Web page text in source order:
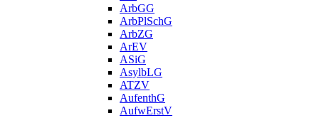
ArbGG
ArbPlSchG
ArbZG
ArEV
ASiG
AsylbLG
ATZV
AufenthG
AufwErstV